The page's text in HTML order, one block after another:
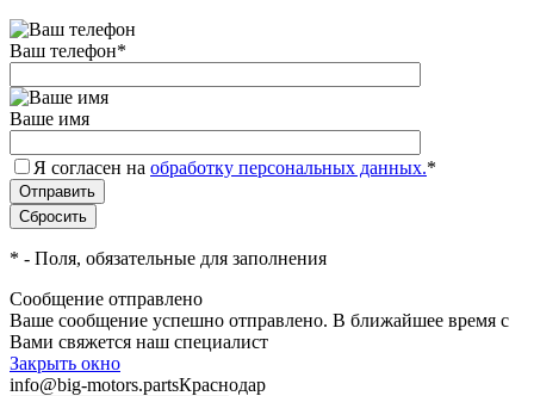
Ваш телефон*
Ваше имя
Я согласен на обработку персональных данных.*
* - Поля, обязательные для заполнения
Сообщение отправлено
Ваше сообщение успешно отправлено. В ближайшее время с
Вами свяжется наш специалист
Закрыть окно
info@big-motors.partsКраснодар